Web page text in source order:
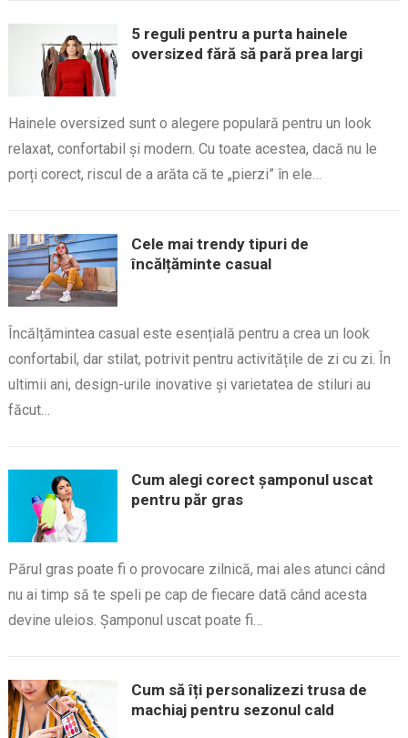
5 reguli pentru a purta hainele
oversized fără să pară prea largi
Hainele oversized sunt o alegere populară pentru un look
relaxat, confortabil și modern. Cu toate acestea, dacă nu le
porți corect, riscul de a arăta că te „pierzi” în ele…
Cele mai trendy tipuri de
încălțăminte casual
Încălțămintea casual este esențială pentru a crea un look
confortabil, dar stilat, potrivit pentru activitățile de zi cu zi. În
ultimii ani, design-urile inovative și varietatea de stiluri au
făcut…
Cum alegi corect șamponul uscat
pentru păr gras
Părul gras poate fi o provocare zilnică, mai ales atunci când
nu ai timp să te speli pe cap de fiecare dată când acesta
devine uleios. Șamponul uscat poate fi…
Cum să îți personalizezi trusa de
machiaj pentru sezonul cald